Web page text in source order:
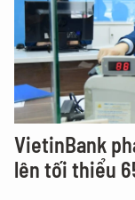
VietinBank
lên tối thiểu